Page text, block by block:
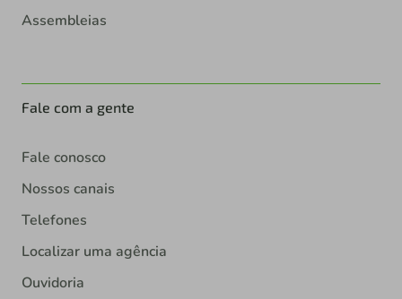
Assembleias
Fale com a gente
Fale conosco
Nossos canais
Telefones
Localizar uma agência
Ouvidoria